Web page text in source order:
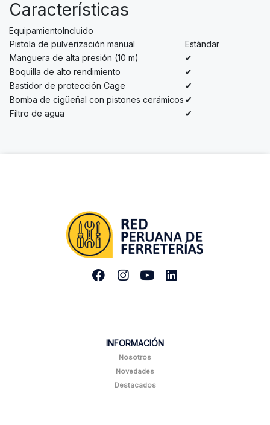
Características
EquipamientoIncluido
Pistola de pulverización manual
Estándar
Manguera de alta presión (10 m)
✔
Boquilla de alto rendimiento
✔
Bastidor de protección Cage
✔
Bomba de cigüeñal con pistones cerámicos ✔
Filtro de agua
✔
INFORMACIÓN
Nosotros
Novedades
Destacados